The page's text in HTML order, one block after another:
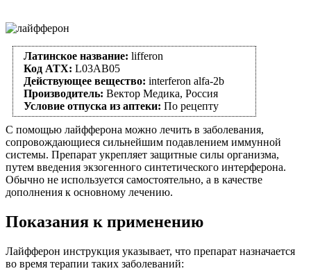
Латинское название: lifferon
Код АТХ: L03AB05
Действующее вещество: interferon alfa-2b
Производитель: Вектор Медика, Россия
Условие отпуска из аптеки: По рецепту
С помощью лайфферона можно лечить в заболевания,
сопровождающиеся сильнейшим подавлением иммунной
системы. Препарат укрепляет защитные силы организма,
путем введения экзогенного синтетического интерферона.
Обычно не используется самостоятельно, а в качестве
дополнения к основному лечению.
Показания к применению
Лайфферон инструкция указывает, что препарат назначается
во время терапии таких заболеваний: